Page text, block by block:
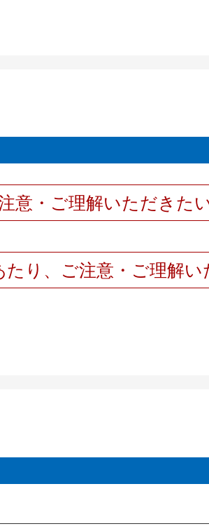
意・ご理解いただきた
り、ご注意・ご理解い